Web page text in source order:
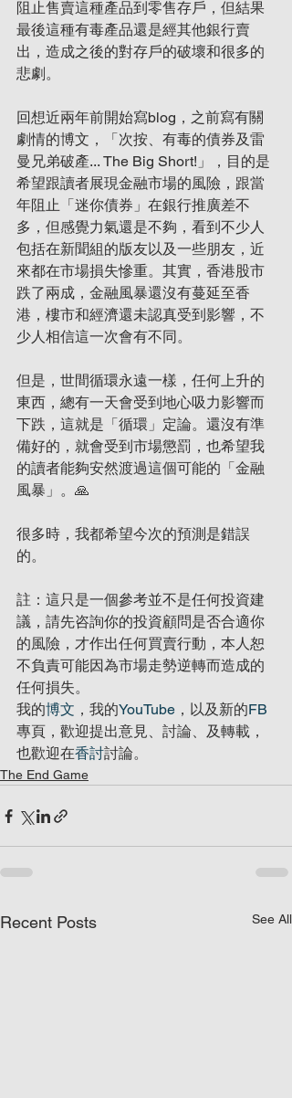
阻止售賣這種產品到零售存戶，但結果
最後這種有毒產品還是經其他銀行賣
出，造成之後的對存戶的破壞和很多的
悲劇。
回想近兩年前開始寫blog，之前寫有關
劇情的博文，「次按、有毒的債券及雷
曼兄弟破產... The Big Short!」，目的是
希望跟讀者展現金融市場的風險，跟當
年阻止「迷你債券」在銀行推廣差不
多，但感覺力氣還是不夠，看到不少人
包括在新聞組的版友以及一些朋友，近
來都在市場損失慘重。其實，香港股市
跌了兩成，金融風暴還沒有蔓延至香
港，樓市和經濟還未認真受到影響，不
少人相信這一次會有不同。
但是，世間循環永遠一樣，任何上升的
東西，總有一天會受到地心吸力影響而
下跌，這就是「循環」定論。還沒有準
備好的，就會受到市場懲罰，也希望我
的讀者能夠安然渡過這個可能的「金融
風暴」。🙏
很多時，我都希望今次的預測是錯誤
的。
註：這只是一個參考並不是任何投資建
議，請先咨詢你的投資顧問是否合適你
的風險，才作出任何買賣行動，本人恕
不負責可能因為市場走勢逆轉而造成的
任何損失。
我的博文 ，我的YouTube ，以及新的FB
專頁，歡迎提出意見、討論、及轉載，
也歡迎在香討討論。
The End Game
Recent Posts See All